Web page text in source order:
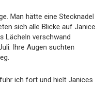
Man hätte eine Stecknadel
sich alle Blicke auf Janice.
Lächeln verschwand
Ihre Augen suchten
ich fort und hielt Janices